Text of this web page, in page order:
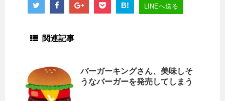
B! LINEへ送る
関連記事
バーガーキングさん、美味しそ
うなバーガーを発売してしまう